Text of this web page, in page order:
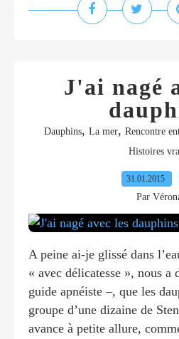
J'ai nagé
Dauphins, La mer, Rencontre
Histoires
31.01.2015
Par
A peine ai-je glissé dans
« avec délicatesse », nous a
guide apnéiste –, que les
groupe d’une dizaine de
avance à petite allure,